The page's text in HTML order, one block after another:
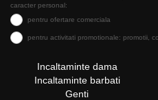
caracter personal:
pentru ofertare comerciala
pentru activitati promotionale: promotii,
Incaltaminte dama
Incaltaminte barbati
Genti